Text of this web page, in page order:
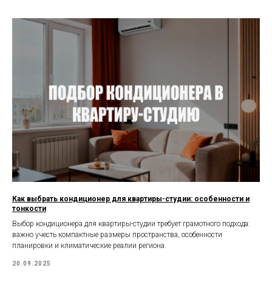
Как выбрать кондиционер для квартиры-студии: особенности и
тонкости
Выбор кондиционера для квартиры-студии требует грамотного подхода:
важно учесть компактные размеры пространства, особенности
планировки и климатические реалии региона.
20.09.2025